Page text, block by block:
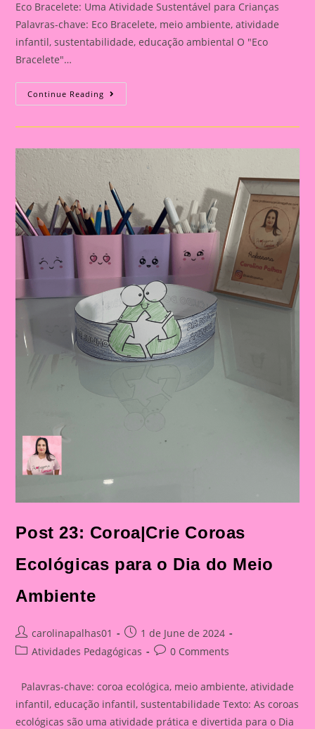
Eco Bracelete: Uma Atividade Sustentável para Crianças
Palavras-chave: Eco Bracelete, meio ambiente, atividade
infantil, sustentabilidade, educação ambiental O "Eco
Bracelete"…
Continue Reading Atividade
Do
Ambiente
Bracelete
Post 23: Coroa|Crie Coroas
Ecológicas para o Dia do Meio
Ambiente
Post
author:
carolinapalhas01
Post
published:
1 de June de 2024
PostAtividades Pedagógicas
Post0 Comments
Palavras-chave: coroa ecológica, meio ambiente, atividade
infantil, educação infantil, sustentabilidade Texto: As coroas
ecológicas são uma atividade prática e divertida para o Dia